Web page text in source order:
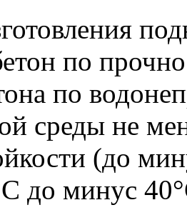
по
по
среды не
(до
до минус